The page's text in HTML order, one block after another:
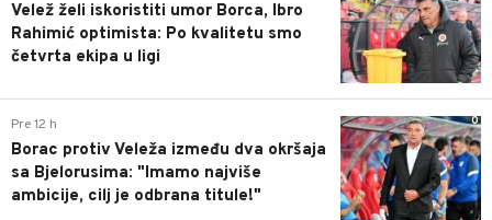
Velež želi iskoristiti umor Borca, Ibro
Rahimić optimista: Po kvalitetu smo
četvrta ekipa u ligi
0
Pre 12 h
Borac protiv Veleža između dva okršaja
sa Bjelorusima: "Imamo najviše
ambicije, cilj je odbrana titule!"